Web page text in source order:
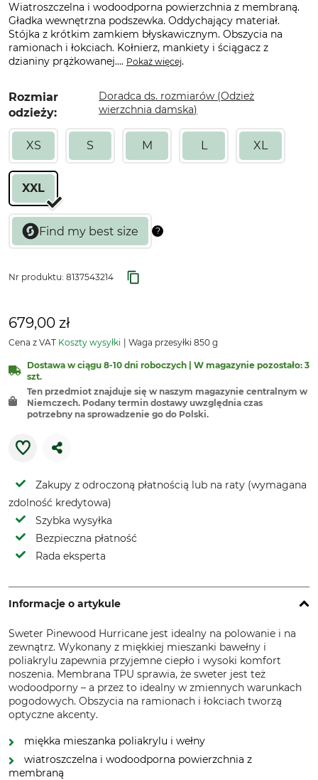
Wiatroszczelna i wodoodporna powierzchnia z membraną.
Gładka wewnętrzna podszewka. Oddychający materiał.
Stójka z krótkim zamkiem błyskawicznym. Obszycia na
ramionach i łokciach. Kołnierz, mankiety i ściągacz z
dzianiny prążkowanej.... Pokaż więcej.
Rozmiar
odzieży:
Doradca ds. rozmiarów (Odzież
wierzchnia damska)
XS S M L XL
XXL
Nr produktu: 8137543214
679,00 zł
Cena z VAT Koszty wysyłki Waga przesyłki 850 g
Dostawa w ciągu 8-10 dni roboczych | W magazynie pozostało: 3
szt.
Ten przedmiot znajduje się w naszym magazynie centralnym w
Niemczech. Podany termin dostawy uwzględnia czas
potrzebny na sprowadzenie go do Polski.
Zakupy z odroczoną płatnością lub na raty (wymagana
zdolność kredytowa)
Szybka wysyłka
Bezpieczna płatność
Rada eksperta
Informacje o artykule
Sweter Pinewood Hurricane jest idealny na polowanie i na
zewnątrz. Wykonany z miękkiej mieszanki bawełny i
poliakrylu zapewnia przyjemne ciepło i wysoki komfort
noszenia. Membrana TPU sprawia, że sweter jest też
wodoodporny – a przez to idealny w zmiennych warunkach
pogodowych. Obszycia na ramionach i łokciach tworzą
optyczne akcenty.
miękka mieszanka poliakrylu i wełny
wiatroszczelna i wodoodporna powierzchnia z
membraną